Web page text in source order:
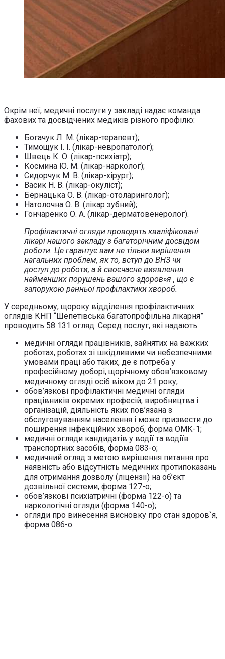
Окрім неї, медичні послуги у закладі надає команда
фахових та досвідчених медиків різного профілю:
Богачук Л. М. (лікар-терапевт);
Тимощук І. І. (лікар-невропатолог);
Швець К. О. (лікар-психіатр);
Космина Ю. М. (лікар-нарколог);
Сидорчук М. В. (лікар-хірург);
Васик Н. В. (лікар-окуліст);
Бернацька О. В. (лікар-отоларинголог);
Натолочна О. В. (лікар зубний);
Гончаренко О. А. (лікар-дерматовенеролог).
Профілактичні огляди проводять кваліфіковані
лікарі нашого закладу з багаторічним досвідом
роботи. Це гарантує вам не тільки вирішення
нагальних проблем, як то, вступ до ВНЗ чи
доступ до роботи, а й своєчасне виявлення
найменших порушень вашого здоров»я , що є
запорукою ранньої профілактики хвороб.
У середньому, щороку відділення профілактичних
оглядів КНП “Шепетівська багатопрофільна лікарня”
проводить 58 131 огляд. Серед послуг, які надають:
медичні огляди працівників, зайнятих на важких
роботах, роботах зі шкідливими чи небезпечними
умовами праці або таких, де є потреба у
професійному доборі, щорічному обов’язковому
медичному огляді осіб віком до 21 року;
обов’язкові профілактичні медичні огляди
працівників окремих професій, виробництва і
організацій, діяльність яких пов’язана з
обслуговуванням населення і може призвести до
поширення інфекційних хвороб, форма ОМК-1;
медичні огляди кандидатів у водії та водіїв
транспортних засобів, форма 083-о;
медичний огляд з метою вирішення питання про
наявність або відсутність медичних протипоказань
для отримання дозволу (ліцензії) на об’єкт
дозвільної системи, форма 127-о;
обов’язкові психіатричні (форма 122-о) та
наркологічні огляди (форма 140-о);
огляди про винесення висновку про стан здоров`я,
форма 086-о.